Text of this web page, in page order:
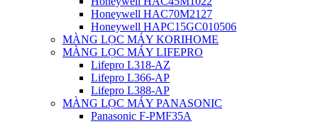
Honeywell HAC70M2127
Honeywell HAPC15GC010506
MÀNG LỌC MÁY KORIHOME
MÀNG LỌC MÁY LIFEPRO
Lifepro L318-AZ
Lifepro L366-AP
Lifepro L388-AP
MÀNG LỌC MÁY PANASONIC
Panasonic F-PMF35A